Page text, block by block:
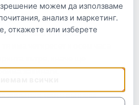
който е толкова зъл,
Той отвлича Нел в своя
сякаш е спряло, и
има четиресет и осем часа
вътре, иначе ще
завинаги.
въпреки
можем да използваме
анализ и маркетинг.
откажете или изберете